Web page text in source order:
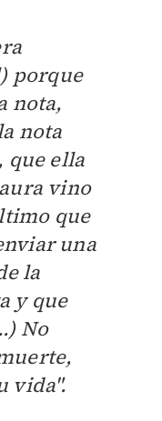
porque
nota,
nota
que ella
vino
que
una
la
y que
No
vida".